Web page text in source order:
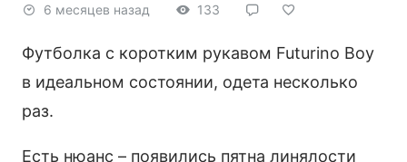
6 месяцев назад 133
Футболка с коротким рукавом Futurino Boy
в идеальном состоянии, одета несколько
раз.
Есть нюанс – появились пятна линялости